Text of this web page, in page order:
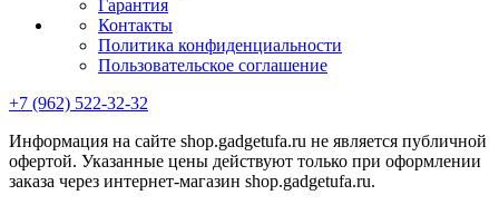
Гарантия
Контакты
Политика конфиденциальности
Пользовательское соглашение
+7 (962) 522-32-32
Информация на сайте shop.gadgetufa.ru не является публичной
офертой. Указанные цены действуют только при оформлении
заказа через интернет-магазин shop.gadgetufa.ru.